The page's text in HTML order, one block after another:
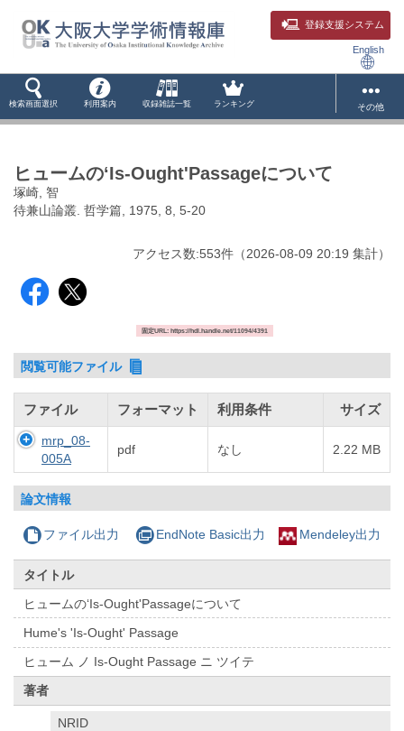
登録支援システム
English
検索画面選択 利用案内 収録雑誌一覧 ランキング その他
ヒュームの‘Is-Ought'Passageについて
塚崎, 智
待兼山論叢. 哲学篇, 1975, 8, 5-20
アクセス数:553件 （2026-08-09 20:19 集計）
固定URL: https://hdl.handle.net/11094/4391
閲覧可能ファイル
ファイル フォーマット 利用条件 サイズ
mrp_08-
005A
pdf なし 2.22 MB
論文情報
ファイル出力 EndNote Basic出力 Mendeley出力
タイトル
ヒュームの‘Is-Ought'Passageについて
Hume's 'Is-Ought' Passage
ヒューム ノ Is-Ought Passage ニ ツイテ
著者
NRID